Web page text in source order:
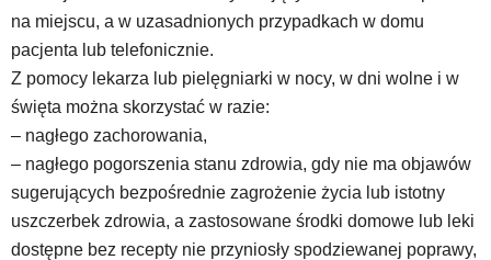
formie
ramek.
Elementy
te
obsługiwane
za
pomocą
klawiszy
strzałek
na miejscu, a w uzasadnionych przypadkach w domu
pacjenta lub telefonicznie.
Z pomocy lekarza lub pielęgniarki w nocy, w dni wolne i w
święta można skorzystać w razie:
– nagłego zachorowania,
– nagłego pogorszenia stanu zdrowia, gdy nie ma objawów
sugerujących bezpośrednie zagrożenie życia lub istotny
uszczerbek zdrowia, a zastosowane środki domowe lub leki
dostępne bez recepty nie przyniosły spodziewanej poprawy,